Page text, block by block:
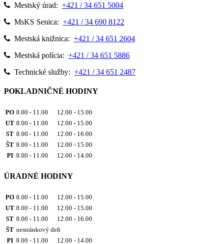
Mestský úrad: +421 / 34 651 5004
MsKS Senica: +421 / 34 690 8122
Mestská knižnica: +421 / 34 651 2604
Mestská polícia: +421 / 34 651 5886
Technické služby: +421 / 34 651 2487
POKLADNIČNÉ HODINY
PO 8.00 - 11.00 12.00 - 15.00
UT 8.00 - 11.00 12.00 - 15.00
ST 8.00 - 11.00 12.00 - 16.00
ŠT 8.00 - 11.00 12.00 - 15.00
PI 8.00 - 11.00 12.00 - 14.00
ÚRADNÉ HODINY
PO 8.00 - 11.00 12.00 - 15.00
UT 8.00 - 11.00 12.00 - 15.00
ST 8.00 - 11.00 12.00 - 16.00
ŠT nestránkový deň
PI 8.00 - 11.00 12.00 - 14.00